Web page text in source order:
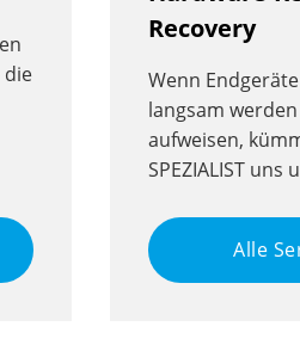
die
Recovery
Wenn
langsam
aufweisen,
SPEZIALIST
Alle